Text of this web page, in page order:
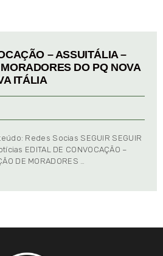
– ASSUITÁLIA –
DO PQ NOVA
ITÁLIA
Redes Socias SEGUIR SEGUIR
EDITAL DE CONVOCAÇÃO –
DE MORADORES …